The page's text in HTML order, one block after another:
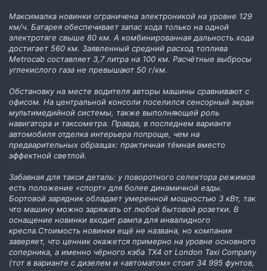
Максималка новинки ограничена электроникой на уровне 129
км/ч. Батарея обеспечивает запас хода только на одной
электротяге свыше 80 км. А комбинированная дальность хода
достигает 560 км. Заявленный средний расход топлива
Metrocab составляет 3,7 литра на 100 км. Расчётные выбросы
углекислого газа не превышают 50 г/км.
Обстановку на месте водителя авторы машины сравнивают с
офисом. На центральной консоли поселился сенсорный экран
мультимедийной системы, также выполняющей роль
навигатора и таксометра. Правда, в последнем варианте
автомобиля отделка интерьера попроще, чем на
предварительных образцах: практичная тёмная вместо
эффектной светлой.
Забавная для такси деталь: у поворотного селектора режимов
есть положение «спорт» для более динамичной езды.
Бортовой зарядник обладает умеренной мощностью 3 кВт, так
что машину можно заряжать от любой бытовой розетки. В
оснащение новинки входит рампа для инвалидного
кресла.Стоимость новинки ещё не названа, но компания
заверяет, что ценник окажется примерно на уровне основного
соперника, а именно чёрного кэба TX4 от London Taxi Company
(тот в варианте с дизелем и «автоматом» стоит 34 995 фунтов,